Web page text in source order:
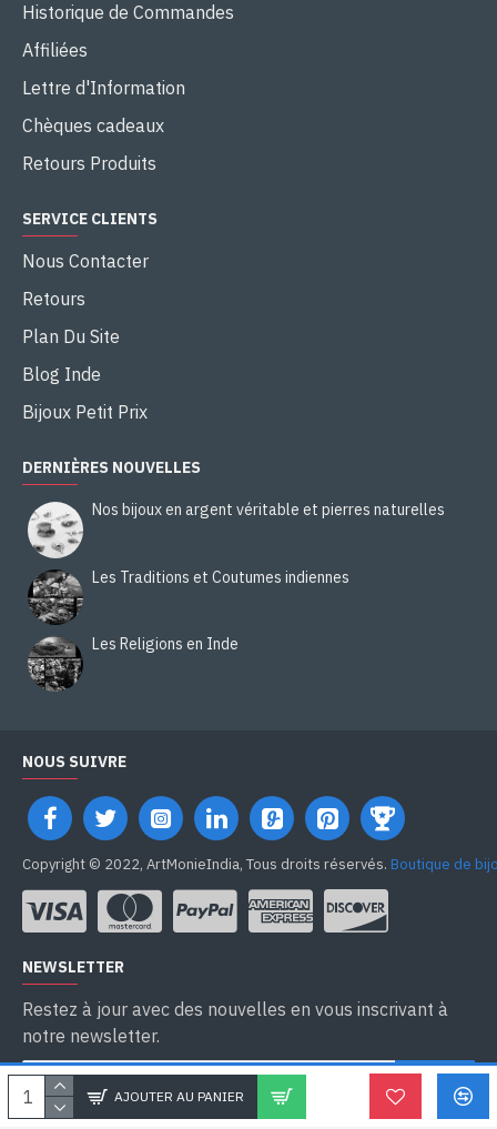
AJOUTER AU PANIER
Historique de Commandes
Affiliées
Lettre d'Information
Chèques cadeaux
Retours Produits
SERVICE CLIENTS
Nous Contacter
Retours
Plan Du Site
Blog Inde
Bijoux Petit Prix
DERNIÈRES NOUVELLES
Nos bijoux en argent véritable et pierres naturelles
Les Traditions et Coutumes indiennes
Les Religions en Inde
NOUS SUIVRE
Copyright © 2022, ArtMonieIndia, Tous droits réservés. Boutique de
NEWSLETTER
Restez à jour avec des nouvelles en vous inscrivant à
notre newsletter.